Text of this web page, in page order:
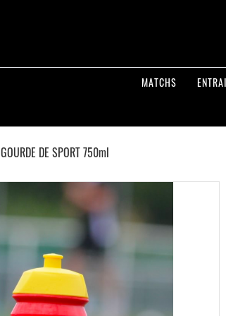
MATCHS
GOURDE DE SPORT 750ml